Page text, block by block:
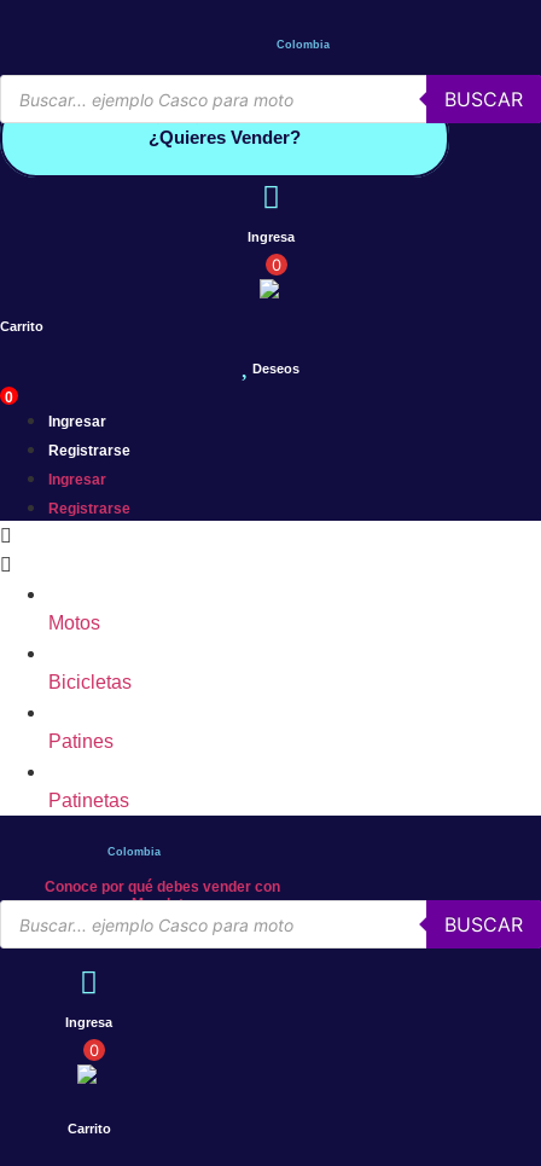
contenido
Colombia
Búsqueda
de
productos
BUSCAR
Conoce por qué debes vender con mercleta
¿Quieres Vender?
Ingresa
0
Carrito
Deseos
0
Ingresar
Registrarse
Ingresar
Registrarse
Motos
Bicicletas
Patines
Patinetas
Colombia
Conoce por qué debes vender con
Mercleta
Búsqueda
de
productos
BUSCAR
Ingresa
0
Carrito